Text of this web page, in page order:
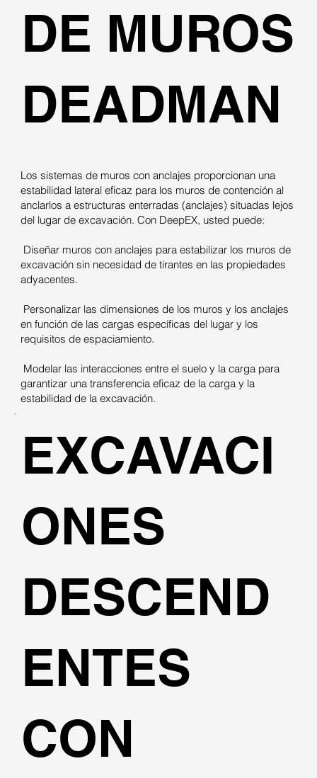
Los sistemas de muros con anclajes proporcionan una
estabilidad lateral eficaz para los muros de contención al
anclarlos a estructuras enterradas (anclajes) situadas lejos
del lugar de excavación. Con DeepEX, usted puede:
Diseñar muros con anclajes para estabilizar los muros de
excavación sin necesidad de tirantes en las propiedades
adyacentes.
Personalizar las dimensiones de los muros y los anclajes
en función de las cargas específicas del lugar y los
requisitos de espaciamiento.
Modelar las interacciones entre el suelo y la carga para
garantizar una transferencia eficaz de la carga y la
estabilidad de la excavación.
DE MUROS
DEADMAN
EXCAVACI
ONES
DESCEND
ENTES
CON